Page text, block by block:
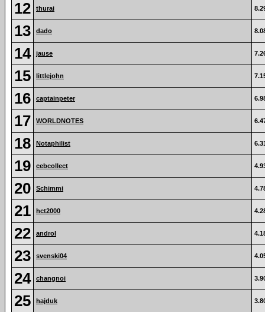
12 thurai
13 dado
14 jause
15 littlejohn
16 captainpeter
17 WORLDNOTES
18 Notaphilist
19 cebcollect
20 Schimmi
21 hct2000
22 androl
23 svenski04
24 changnoi
25 hajduk